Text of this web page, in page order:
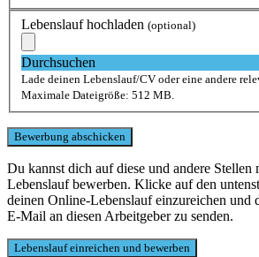
Lebenslauf hochladen (optional)
Durchsuchen
Lade deinen Lebenslauf/CV oder eine andere
Maximale Dateigröße: 512 MB.
Du kannst dich auf diese und andere Stellen
Lebenslauf bewerben. Klicke auf den
deinen Online-Lebenslauf einzureichen und
E-Mail an diesen Arbeitgeber zu senden.